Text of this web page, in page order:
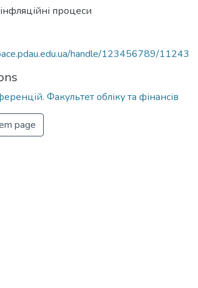
процеси
handle/123456789/11243
Факультет обліку та фінансів
page